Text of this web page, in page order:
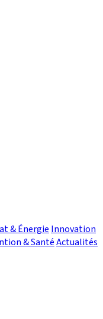
& Énergie Innovation
& SantéActualités